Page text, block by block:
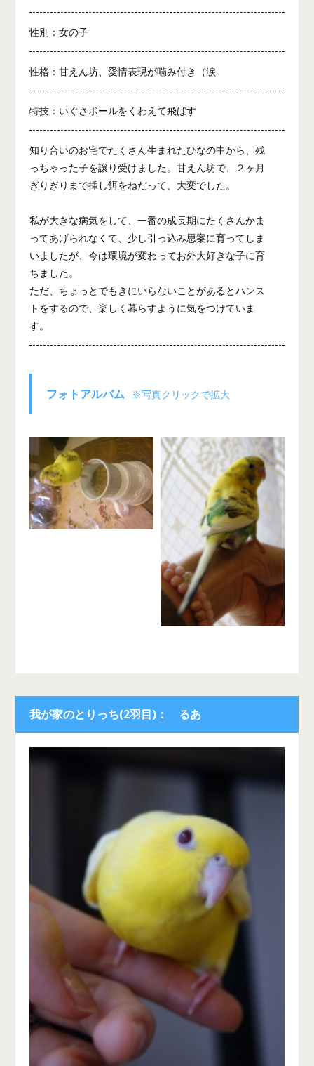
性別：女の子
性格：甘えん坊、愛情表現が噛み付き（涙
特技：いぐさボールをくわえて飛ばす
知り合いのお宅でたくさん生まれたひなの中から、残
っちゃった子を譲り受けました。甘えん坊で、２ヶ月
ぎりぎりまで挿し餌をねだって、大変でした。
私が大きな病気をして、一番の成長期にたくさんかま
ってあげられなくて、少し引っ込み思案に育ってしま
いましたが、今は環境が変わってお外大好きな子に育
ちました。
ただ、ちょっとでもきにいらないことがあるとハンス
トをするので、楽しく暮らすように気をつけていま
す。
フォトアルバム ※写真クリックで拡大
我が家のとりっち(2羽目)： るあ